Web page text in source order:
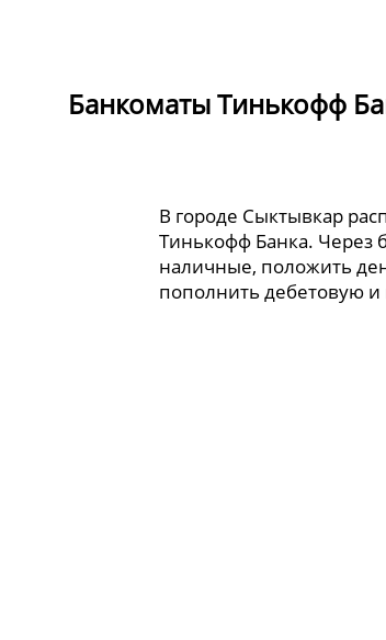
Банкоматы Тинькофф
В городе Сыктывкар
Тинькофф Банка. Через
наличные, положить
пополнить дебетовую